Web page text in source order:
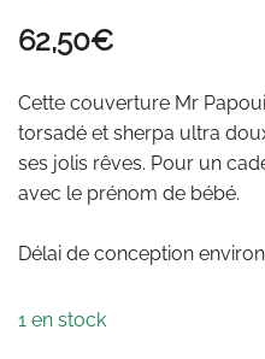
62,50€
Cette couverture Mr
torsadé et sherpa ultra
ses jolis rêves. Pour un
avec le prénom de bébé.
Délai de conception
1 en stock